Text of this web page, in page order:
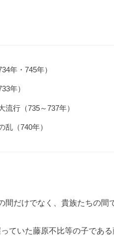
年・745年）
年）
流行（735～737年）
乱（740年）
間だけでなく、貴族たちの間
ていた藤原不比等の子であ